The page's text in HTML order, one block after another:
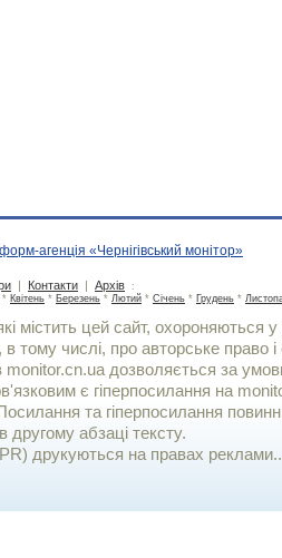
агенція «Чернігівський монітор»
| Контакти | Архів :
* Квітень * Березень * Лютий * Січень * Грудень *
містить цей сайт, охороняються у
тому числі, про авторське право і
monitor.cn.ua дозволяється за
є гiперпосилання на
та гіперпосилання
абзаці тексту.
друкуються на правах реклами..